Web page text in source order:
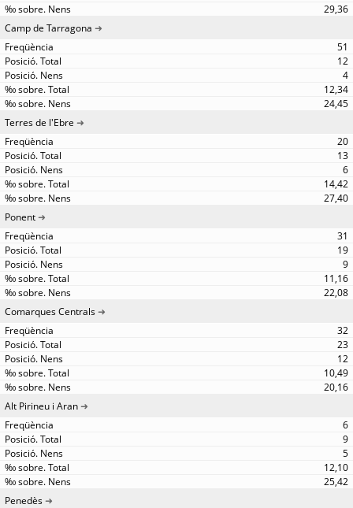
29,36
Camp de Tarragona
51
12
4
12,34
24,45
Terres de l'Ebre
20
13
6
14,42
27,40
Ponent
31
19
9
11,16
22,08
Comarques Centrals
32
23
12
10,49
20,16
Alt Pirineu i Aran
6
9
5
12,10
25,42
Penedès